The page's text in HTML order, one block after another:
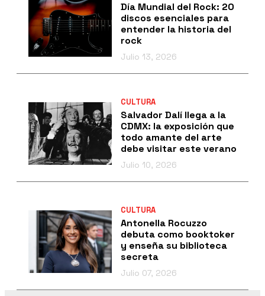
Día Mundial del Rock: 20
discos esenciales para
entender la historia del
rock
Julio 13, 2026
CULTURA
Salvador Dalí llega a la
CDMX: la exposición que
todo amante del arte
debe visitar este verano
Julio 10, 2026
CULTURA
Antonella Rocuzzo
debuta como booktoker
y enseña su biblioteca
secreta
Julio 07, 2026